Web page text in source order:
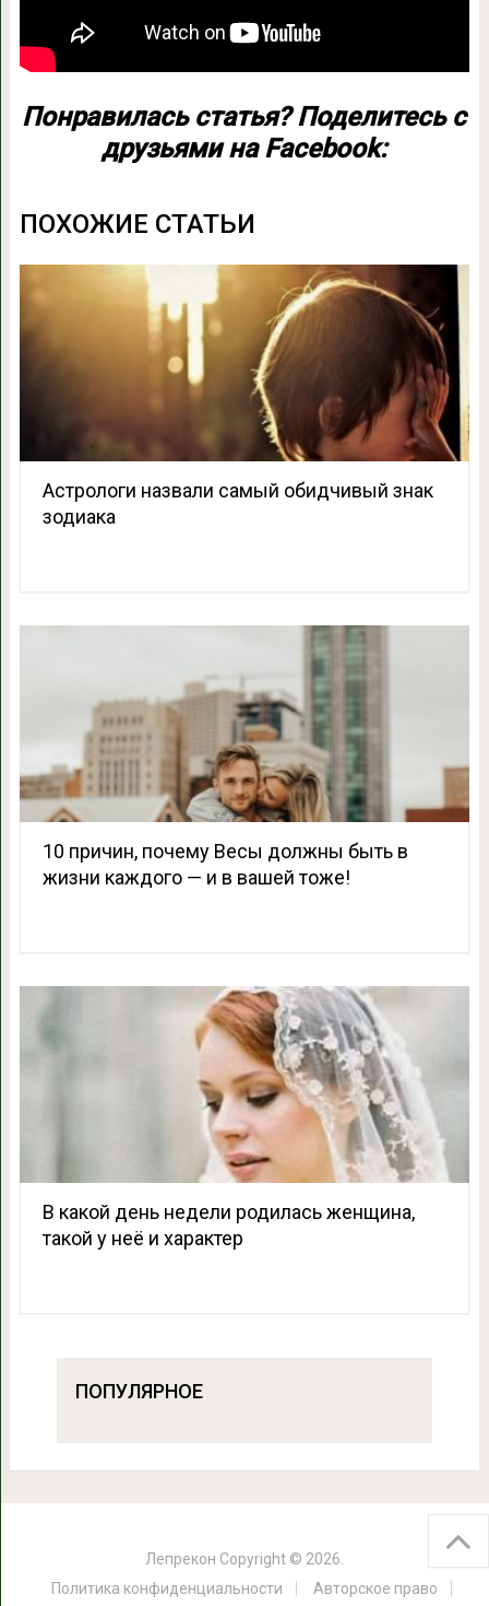
Понравилась статья? Поделитесь с
друзьями на Facebook:
ПОХОЖИЕ СТАТЬИ
Астрологи назвали самый обидчивый знак
зодиака
10 причин, почему Весы должны быть в
жизни каждого — и в вашей тоже!
В какой день недели родилась женщина,
такой у неё и характер
ПОПУЛЯРНОЕ
Лепрекон Copyright © 2026.
Политика конфиденциальности
Авторское право